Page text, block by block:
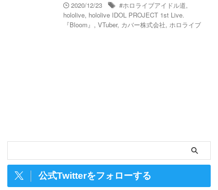
2020/12/23
#ホロライブアイドル道,
hololive, hololive IDOL PROJECT 1st Live.
『Bloom』 , VTuber, カバー株式会社, ホロライブ
公式Twitterをフォローする